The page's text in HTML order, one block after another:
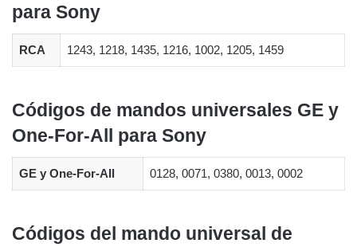
para Sony
RCA 1243, 1218, 1435, 1216, 1002, 1205, 1459
Códigos de mandos universales GE y
One-For-All para Sony
GE y One-For-All 0128, 0071, 0380, 0013, 0002
Códigos del mando universal de